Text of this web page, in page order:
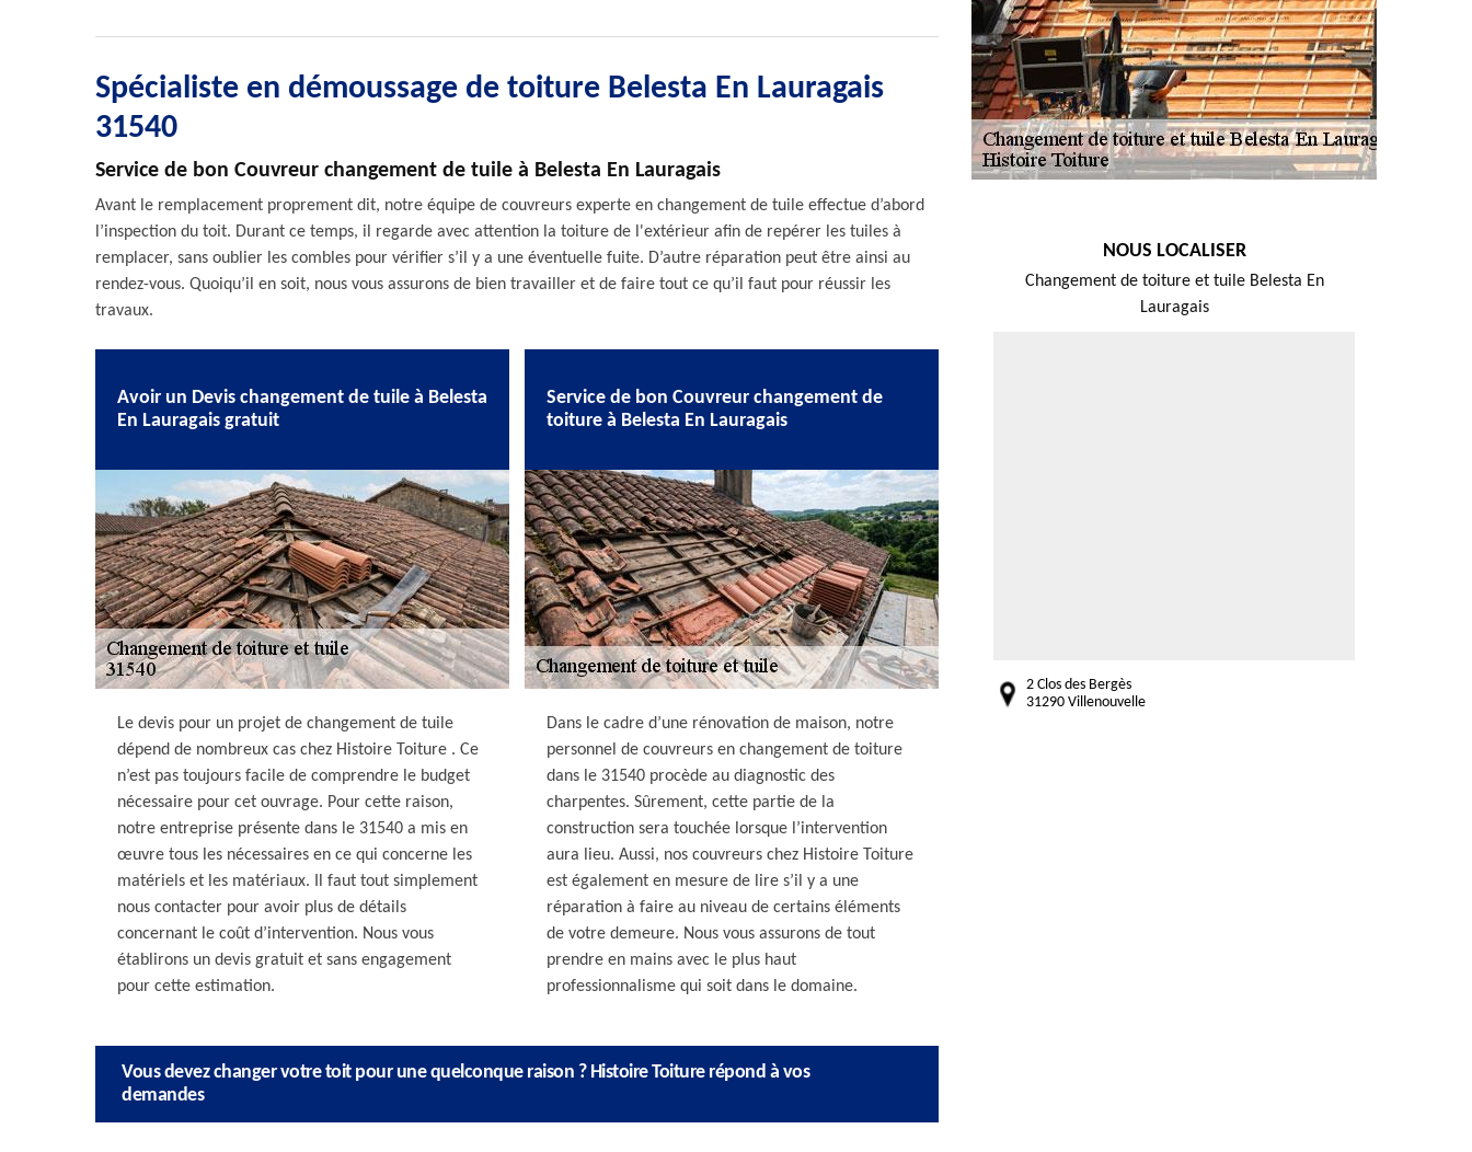
Spécialiste en démoussage de toiture Belesta En Lauragais
31540
Service de bon Couvreur changement de tuile à Belesta En Lauragais
Avant le remplacement proprement dit, notre équipe de couvreurs experte en changement de tuile effectue d’abord
l’inspection du toit. Durant ce temps, il regarde avec attention la toiture de l'extérieur afin de repérer les tuiles à
remplacer, sans oublier les combles pour vérifier s’il y a une éventuelle fuite. D’autre réparation peut être ainsi au
rendez-vous. Quoiqu’il en soit, nous vous assurons de bien travailler et de faire tout ce qu’il faut pour réussir les
travaux.
Avoir un Devis changement de tuile à Belesta
En Lauragais gratuit
Le devis pour un projet de changement de tuile
dépend de nombreux cas chez Histoire Toiture . Ce
n’est pas toujours facile de comprendre le budget
nécessaire pour cet ouvrage. Pour cette raison,
notre entreprise présente dans le 31540 a mis en
œuvre tous les nécessaires en ce qui concerne les
matériels et les matériaux. Il faut tout simplement
nous contacter pour avoir plus de détails
concernant le coût d’intervention. Nous vous
établirons un devis gratuit et sans engagement
pour cette estimation.
Service de bon Couvreur changement de
toiture à Belesta En Lauragais
Dans le cadre d’une rénovation de maison, notre
personnel de couvreurs en changement de toiture
dans le 31540 procède au diagnostic des
charpentes. Sûrement, cette partie de la
construction sera touchée lorsque l’intervention
aura lieu. Aussi, nos couvreurs chez Histoire Toiture
est également en mesure de lire s’il y a une
réparation à faire au niveau de certains éléments
de votre demeure. Nous vous assurons de tout
prendre en mains avec le plus haut
professionnalisme qui soit dans le domaine.
Vous devez changer votre toit pour une quelconque raison ? Histoire Toiture répond à vos
demandes
NOUS LOCALISER
Changement de toiture et tuile Belesta En
Lauragais
2 Clos des Bergès
31290 Villenouvelle